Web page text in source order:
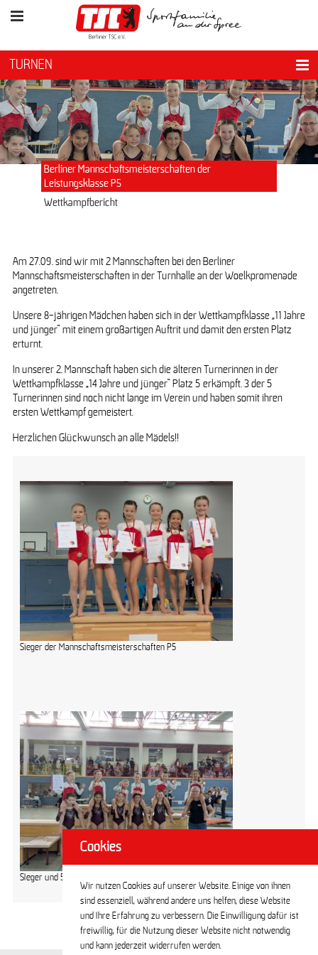
TURNEN
Berliner Mannschaftsmeisterschaften der
Leistungsklasse P5
Wettkampfbericht
Am 27.09. sind wir mit 2 Mannschaften bei den Berliner
Mannschaftsmeisterschaften in der Turnhalle an der Woelkpromenade
angetreten.
Unsere 8-jährigen Mädchen haben sich in der Wettkampfklasse „11 Jahre
und jünger“ mit einem großartigen Auftrit und damit den ersten Platz
erturnt.
In unserer 2. Mannschaft haben sich die älteren Turnerinnen in der
Wettkampfklasse „14 Jahre und jünger“ Platz 5 erkämpft. 3 der 5
Turnerinnen sind noch nicht lange im Verein und haben somit ihren
ersten Wettkampf gemeistert.
Herzlichen Glückwunsch an alle Mädels!!
Sieger der Mannschaftsmeisterschaften P5
SIeger und 5.-platzierte Mannschaft des Berliner TSC
Cookies
Wir nutzen Cookies auf unserer Website. Einige von ihnen
sind essenziell, während andere uns helfen, diese Website
und Ihre Erfahrung zu verbessern. Die Einwilligung dafür ist
freiwillig, für die Nutzung dieser Website nicht notwendig
und kann jederzeit widerrufen werden.